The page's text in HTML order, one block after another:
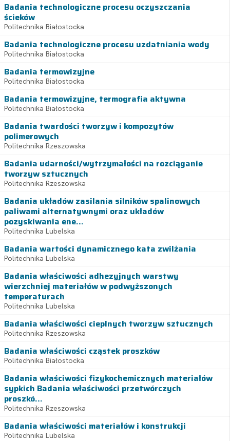
Badania technologiczne procesu oczyszczania
ścieków
Politechnika Białostocka
Badania technologiczne procesu uzdatniania wody
Politechnika Białostocka
Badania termowizyjne
Politechnika Białostocka
Badania termowizyjne, termografia aktywna
Politechnika Białostocka
Badania twardości tworzyw i kompozytów
polimerowych
Politechnika Rzeszowska
Badania udarności/wytrzymałości na rozciąganie
tworzyw sztucznych
Politechnika Rzeszowska
Badania układów zasilania silników spalinowych
paliwami alternatywnymi oraz układów
pozyskiwania ene...
Politechnika Lubelska
Badania wartości dynamicznego kata zwilżania
Politechnika Lubelska
Badania właściwości adhezyjnych warstwy
wierzchniej materiałów w podwyższonych
temperaturach
Politechnika Lubelska
Badania właściwości cieplnych tworzyw sztucznych
Politechnika Rzeszowska
Badania właściwości cząstek proszków
Politechnika Białostocka
Badania właściwości fizykochemicznych materiałów
sypkich Badania właściwości przetwórczych
proszkó...
Politechnika Rzeszowska
Badania właściwości materiałów i konstrukcji
Politechnika Lubelska